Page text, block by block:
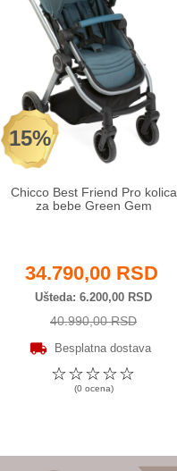
15%
Chicco Best Friend Pro kolica
za bebe Green Gem
34.790,00 RSD
Ušteda 6.200,00 RSD
40.990,00 RSD
Besplatna dostava
☆
☆
☆
☆
☆
(0 ocena)